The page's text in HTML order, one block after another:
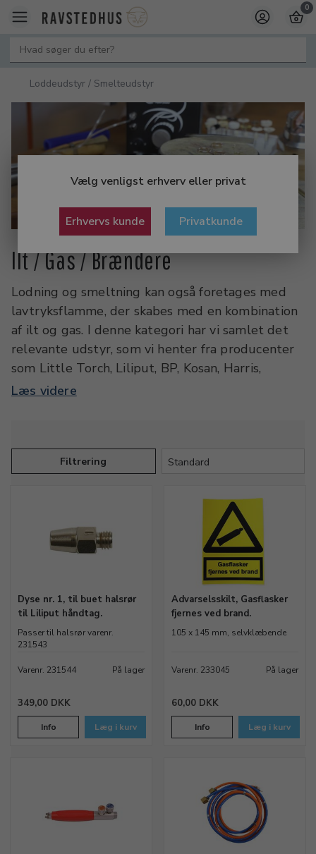
Vælg venligst erhverv eller privat
Erhvervs kunde Privatkunde
0
Loddeudstyr / Smelteudstyr
Ilt / Gas / Brændere
Lodning og smeltning kan også foretages med
lavtryksflamme, der skabes med en kombination
af ilt og gas. I denne kategori har vi samlet det
relevante udstyr, som vi henter fra producenter
som Little Torch, Liliput, BP, Kosan, Harris,
Perkeo med flere. I kategorien finder du blandt
mundstykker. Her finder du også tilhørende
håndtag med reguleringer, samt farvekodede
enkeltslanger. Sortimentet omfatter naturligvis
også et bredt udvalg af dyser til forskellige
formål, samt alt indenfor fittings, regulatorer,
manometre med mere.
Læs videre
Filtrering
Dyse nr. 1, til buet halsrør
til Liliput håndtag.
Passer til halsrør varenr.
231543
Varenr. 231544 På lager
349,00 DKK
Info Læg i kurv
Advarselsskilt, Gasflasker
fjernes ved brand.
105 x 145 mm, selvklæbende
Varenr. 233045 På lager
60,00 DKK
Info Læg i kurv